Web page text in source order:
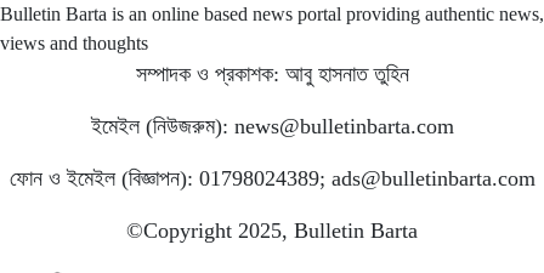
Bulletin Barta is an online based news portal providing authentic news,
views and thoughts
সম্পাদক ও প্রকাশক: আবু হাসনাত তুহিন
ইমেইল (নিউজরুম): news@bulletinbarta.com
ফোন ও ইমেইল (বিজ্ঞাপন): 01798024389; ads@bulletinbarta.com
©️Copyright 2025, Bulletin Barta